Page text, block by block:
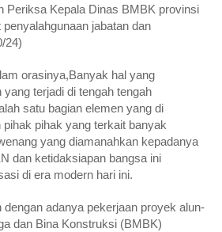
Periksa Kepala Dinas BMBK provinsi
jabatan dan
24)
orasinya,Banyak hal yang
terjadi di tengah tengah
satu bagian elemen yang di
pihak yang terkait banyak
yang diamanahkan kepadanya
dan ketidaksiapan bangsa ini
di era modern hari ini.
dengan adanya pekerjaan proyek alun-
dan Bina Konstruksi (BMBK)